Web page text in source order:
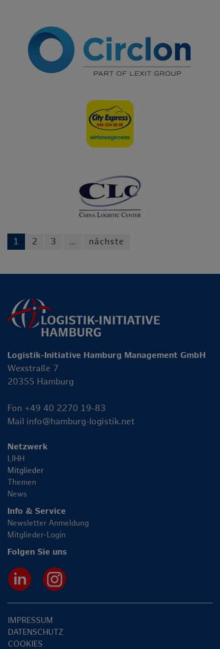
1 2 3 … nächste
Logistik-Initiative Hamburg Management GmbH
Wexstraße 7
20355 Hamburg
Fon +49 40 2270 19-83
Mail info@hamburg-logistik.net
Netzwerk
LIHH
Mitglieder
Themen
News
Info & Service
Newsletter Anmeldung
Mitglieder-Login
Folgen Sie uns
IMPRESSUM
DATENSCHUTZ
COOKIES